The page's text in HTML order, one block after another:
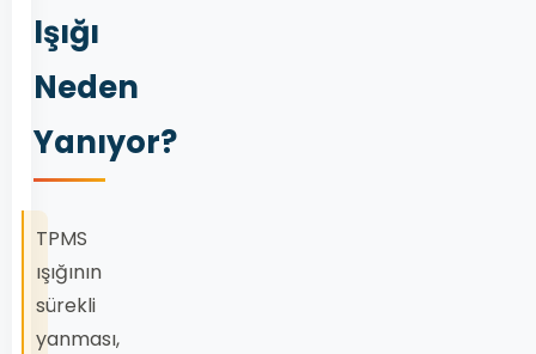
Işığı
Neden
Yanıyor?
TPMS
ışığının
sürekli
yanması,